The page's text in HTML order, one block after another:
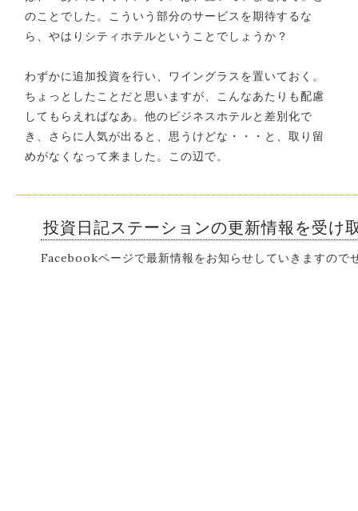
のことでした。こういう部分のサービスを期待するな
ら、やはりシティホテルということでしょうか？
わずかに追加投資を行い、ワイングラスを置いておく。
ちょっとしたことだと思いますが、こんなあたりも配慮
してもらえればなあ。他のビジネスホテルと差別化で
き、さらに人気が出ると、思うけどな・・・と、取り留
めがなくなって来ました。この辺で。
投資日記ステーションの更新情報を受け
Facebookページで最新情報をお知らせしていきますので